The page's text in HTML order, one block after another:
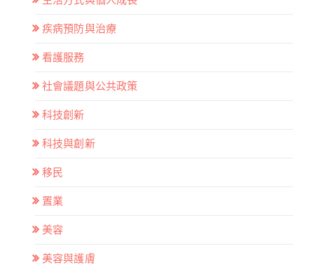
疾病預防與治療
看護服務
社會議題與公共政策
科技創新
科技與創新
移民
置業
美容
美容與護膚